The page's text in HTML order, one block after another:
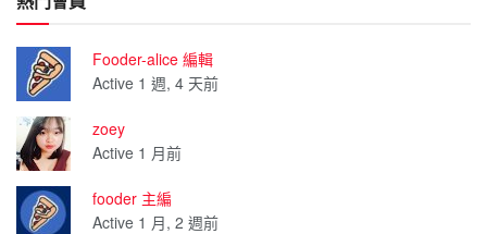
Fooder-alice 編輯
Active 1 週, 4 天前
zoey
Active 1 月前
fooder 主編
Active 1 月, 2 週前